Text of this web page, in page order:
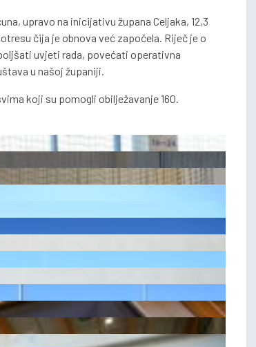
upravo na inicijativu župana Celjaka, 12,3
čija je obnova već započela. Riječ je o
uvjeti rada, povećati operativna
u našoj županiji.
koji su pomogli obilježavanje 160.